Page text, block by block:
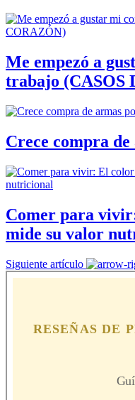
Me empezó a
trabajo (CASOS
Crece compra
Comer para
mide su valor
Siguiente artículo